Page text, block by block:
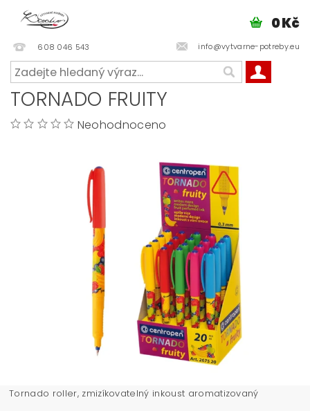
608 046 543 info@vytvarne-potreby.eu
0 Kč
TORNADO FRUITY
Neohodnoceno
Tornado roller, zmizíkovatelný inkoust aromatizovaný